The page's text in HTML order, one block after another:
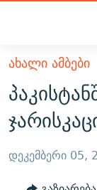
მთავარ
შინაარსზე
დაბრუნება
მთავარ
დაბრუნება
ძიებაზე
ᲐᲮᲐᲚᲘ ᲐᲛᲑᲔᲑᲘ
ᲗᲔᲛᲔᲑᲘ
ᲞᲝᲚᲘᲢᲘᲙᲐ
ᲔᲙᲝᲜᲝᲛᲘᲙᲐ
ᲡᲐᲖᲝᲒᲐᲓᲝᲔᲑᲐ
ᲕᲘᲓᲔᲝ
ᲑᲚᲝᲒᲔᲑᲘ
ᲞᲝᲓᲙᲐᲡᲢᲔᲑᲘ
ᲐᲮᲐᲚᲘ ᲐᲛᲑᲔᲑᲘ
დეკემბერი 05,